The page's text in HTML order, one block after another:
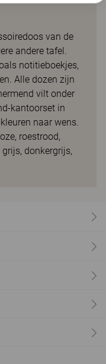
van de
andere tafel.
notitieboekjes,
Alle dozen zijn
vilt onder
kantoorset in
naar wens.
roestrood,
donkergrijs,